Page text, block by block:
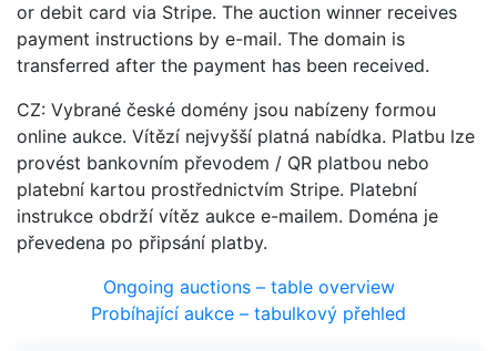
or debit card via Stripe. The auction winner receives
payment instructions by e-mail. The domain is
transferred after the payment has been received.
CZ: Vybrané české domény jsou nabízeny formou
online aukce. Vítězí nejvyšší platná nabídka. Platbu lze
provést bankovním převodem / QR platbou nebo
platební kartou prostřednictvím Stripe. Platební
instrukce obdrží vítěz aukce e-mailem. Doména je
převedena po připsání platby.
Ongoing auctions – table overview
Probíhající aukce – tabulkový přehled